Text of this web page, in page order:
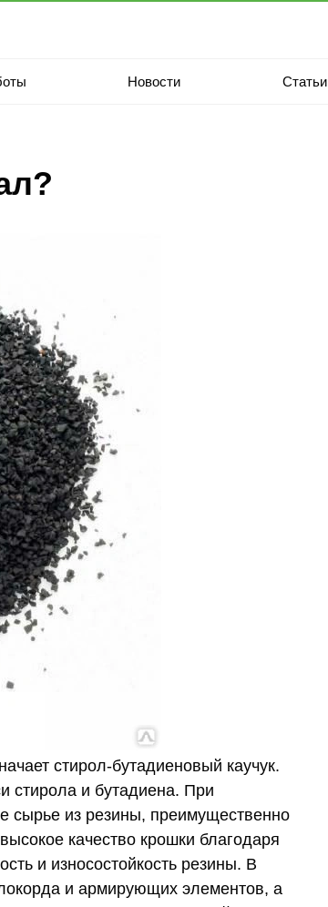
Новости Статьи
стирол-бутадиеновый каучук.
стирола и бутадиена. При
сырье из резины, преимущественно
качество крошки благодаря
и износостойкость резины. В
и армирующих элементов, а